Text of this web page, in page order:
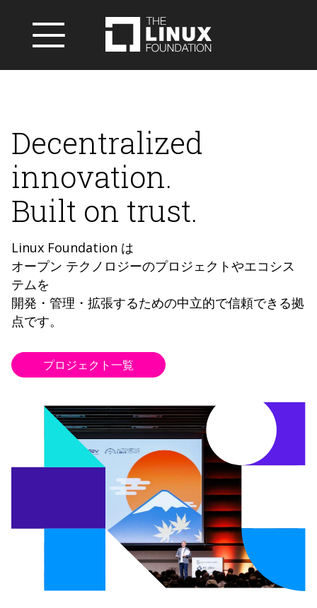
Decentralized
innovation.
Built on trust.
Linux Foundation は
オープン テクノロジーのプロジェクトやエコシス
テムを
開発・管理・拡張するための中立的で信頼できる拠
点です。
プロジェクト一覧